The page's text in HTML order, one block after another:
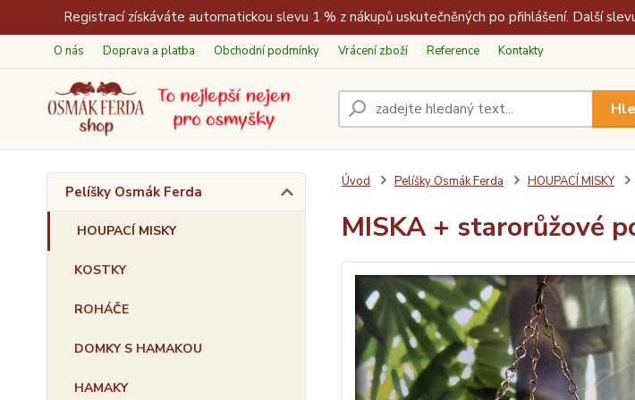
Registrací získáváte automatickou slevu 1 % z nákupů uskutečněných po přihlášení. Další
O nás Doprava a platba Obchodní podmínky Vrácení zboží Reference Kontakty
Pelíšky Osmák Ferda
HOUPACÍ MISKY
KOSTKY
ROHÁČE
DOMKY S HAMAKOU
HAMAKY
Úvod Pelíšky Osmák Ferda HOUPACÍ MISKY
MISKA + starorůžové